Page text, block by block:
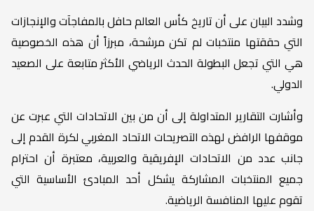
وشدد البيان على أن تاريخ كأس العالم حافل بالمفاجآت والإنجازات
التي حققتها منتخبات لم تكن مرشحة، مبرزاً أن هذه الخصوصية
هي التي تجعل البطولة الحدث الرياضي الأكثر متابعة على الصعيد
الدولي.
وأشارت التقارير المتداولة إلى أن من بين الاتحادات التي عبرت عن
موقفها الرافض لهذه التصريحات الاتحاد المغربي لكرة القدم إلى
جانب عدد من الاتحادات الإفريقية والعربية، معتبرة أن احترام
جميع المنتخبات المشاركة يشكل أحد المبادئ الأساسية التي
تقوم عليها المنافسة الرياضية.